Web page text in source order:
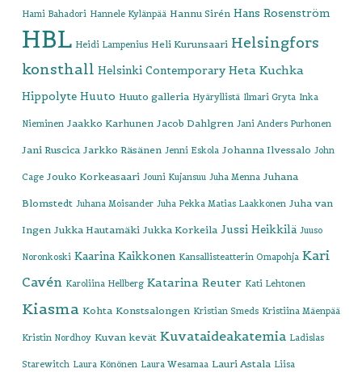
Hami Bahadori Hannele Kylänpää Hannu Sirén Hans Rosenström
HBL Heidi Lampenius Heli Kurunsaari Helsingfors
konsthall Helsinki Contemporary Heta Kuchka
Hippolyte Huuto Huuto galleria Hyäryllistä Ilmari Gryta Inka
Nieminen Jaakko Karhunen Jacob Dahlgren Jani Anders Purhonen
Jani Ruscica Jarkko Räsänen Jenni Eskola Johanna Ilvessalo John
Cage Jouko Korkeasaari Jouni Kujansuu Juha Menna Juhana
Blomstedt Juhana Moisander Juha Pekka Matias Laakkonen Juha van
Ingen Jukka Hautamäki Jukka Korkeila Jussi Heikkilä Juuso
Noronkoski Kaarina Kaikkonen Kansallisteatterin Omapohja Kari
Cavén Karoliina Hellberg Katarina Reuter Kati Lehtonen
Kiasma Kohta Konstsalongen Kristian Smeds Kristiina Mäenpää
Kristin Nordhoy Kuvan kevät Kuvataideakatemia Ladislas
Starewitch Laura Könönen Laura Wesamaa Lauri Astala Liisa